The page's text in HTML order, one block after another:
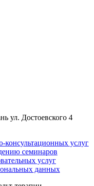
ул. Достоевского 4
услуг
семинаров
услуг
данных